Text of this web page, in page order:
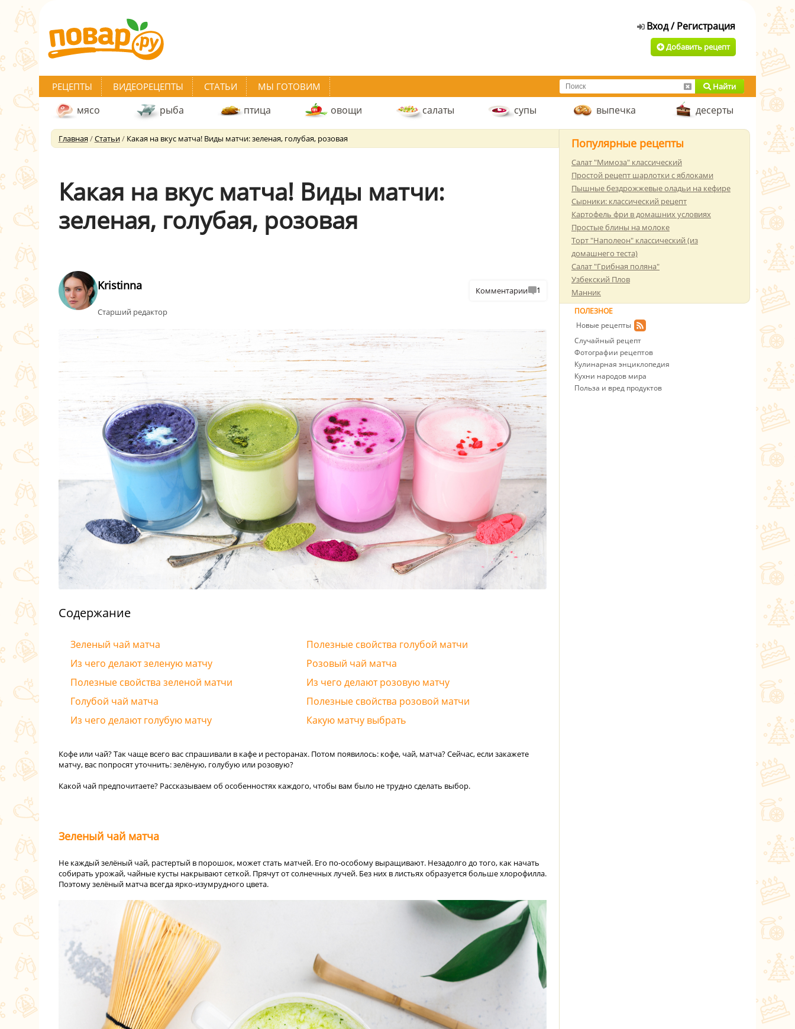
Добавить рецепт
РЕЦЕПТЫ ВИДЕОРЕЦЕПТЫ СТАТЬИ МЫ ГОТОВИМ Найти
мясо рыба птица овощи салаты супы выпечка десерты
Главная/Статьи/ Какая на вкус матча! Виды матчи: зеленая, голубая, розовая
Какая на вкус матча! Виды матчи:
зеленая, голубая, розовая
Kristinna
Старший редактор
Комментарии 1
Содержание
Зеленый чай матча
Из чего делают зеленую матчу
Полезные свойства зеленой матчи
Голубой чай матча
Из чего делают голубую матчу
Полезные свойства голубой матчи
Розовый чай матча
Из чего делают розовую матчу
Полезные свойства розовой матчи
Какую матчу выбрать
Кофе или чай? Так чаще всего вас спрашивали в кафе и ресторанах. Потом появилось: кофе, чай, матча? Сейчас, если закажете
матчу, вас попросят уточнить: зелёную, голубую или розовую?
Какой чай предпочитаете? Рассказываем об особенностях каждого, чтобы вам было не трудно сделать выбор.
Зеленый чай матча
Не каждый зелёный чай, растертый в порошок, может стать матчей. Его по-особому выращивают. Незадолго до того, как начать
собирать урожай, чайные кусты накрывают сеткой. Прячут от солнечных лучей. Без них в листьях образуется больше хлорофилла.
Поэтому зелёный матча всегда ярко-изумрудного цвета.
Популярные рецепты
Салат "Мимоза" классический
Простой рецепт шарлотки с яблоками
Пышные бездрожжевые оладьи на кефире
Сырники: классический рецепт
Картофель фри в домашних условиях
Простые блины на молоке
Торт "Наполеон" классический (из
домашнего теста)
Салат "Грибная поляна"
Узбекский Плов
Манник
ПОЛЕЗНОЕ
Новые рецепты
Случайный рецепт
Фотографии рецептов
Кулинарная энциклопедия
Кухни народов мира
Польза и вред продуктов